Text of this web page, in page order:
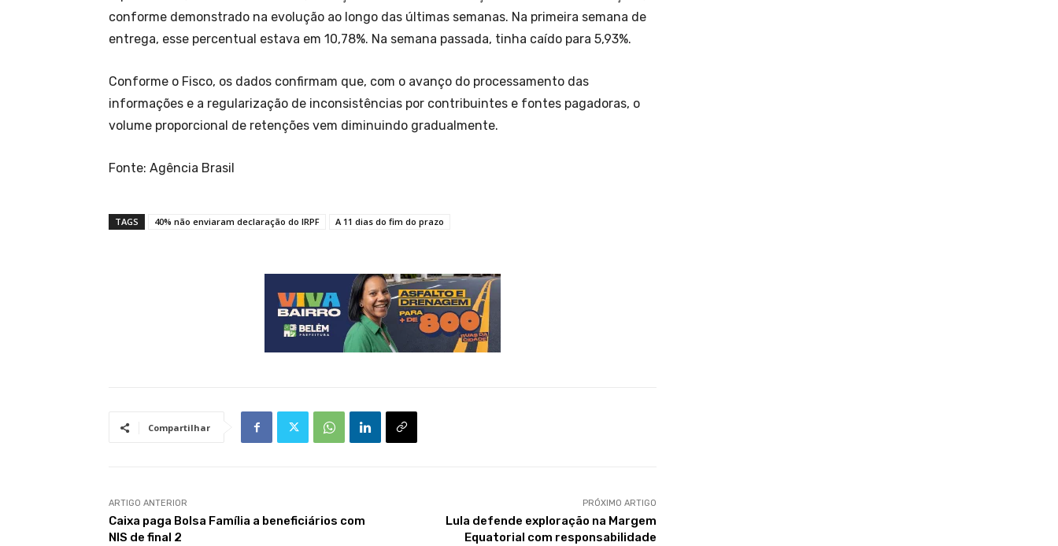
conforme demonstrado na evolução ao longo das últimas semanas. Na primeira semana de
entrega, esse percentual estava em 10,78%. Na semana passada, tinha caído para 5,93%.
Conforme o Fisco, os dados confirmam que, com o avanço do processamento das
informações e a regularização de inconsistências por contribuintes e fontes pagadoras, o
volume proporcional de retenções vem diminuindo gradualmente.
Fonte: Agência Brasil
TAGS 40% não enviaram declaração do IRPF A 11 dias do fim do prazo
Compartilhar
ARTIGO ANTERIOR
Caixa paga Bolsa Família a beneficiários com
NIS de final 2
PRÓXIMO ARTIGO
Lula defende exploração na Margem
Equatorial com responsabilidade